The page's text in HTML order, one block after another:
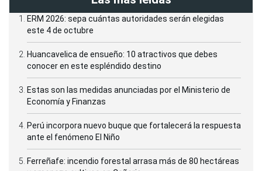
ERM 2026: sepa cuántas autoridades serán elegidas
este 4 de octubre
Huancavelica de ensueño: 10 atractivos que debes
conocer en este espléndido destino
Estas son las medidas anunciadas por el Ministerio de
Economía y Finanzas
Perú incorpora nuevo buque que fortalecerá la respuesta
ante el fenómeno El Niño
Ferreñafe: incendio forestal arrasa más de 80 hectáreas